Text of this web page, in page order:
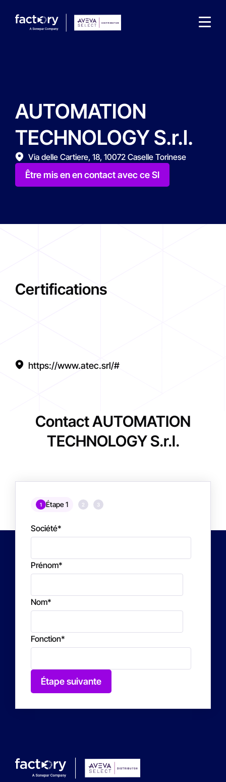
Qu'est-ce que vous cherchez ?
AUTOMATION
TECHNOLOGY S.r.l.
Via delle Cartiere, 18, 10072 Caselle Torinese
Être mis en en contact avec ce SI
Certifications
https://www.atec.srl/#
Contact AUTOMATION
TECHNOLOGY S.r.l.
1 Étape 1 2 3
Société*
Prénom*
Nom*
Fonction*
Étape suivante